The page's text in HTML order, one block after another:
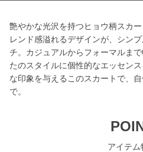
艶やかな光沢を持つヒョウ柄スカ
レンド感溢れるデザインが、シン
チ。カジュアルからフォーマルま
たのスタイルに個性的なエッセン
な印象を与えるこのスカートで、
で。
アイテム